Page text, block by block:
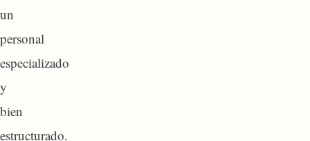
un
personal
especializado
y
bien
estructurado.